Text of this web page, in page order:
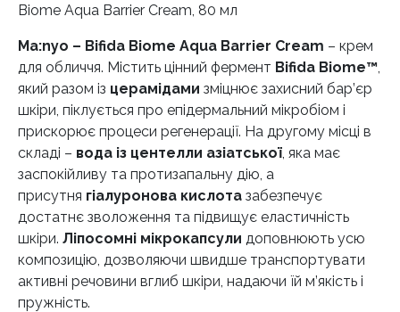
кількість
Biome Aqua Barrier Cream, 80 мл
Ma:nyo – Bifida Biome Aqua Barrier Cream – крем
для обличчя. Містить цінний фермент Bifida Biome™,
який разом із церамідами зміцнює захисний бар’єр
шкіри, піклується про епідермальний мікробіом і
прискорює процеси регенерації. На другому місці в
складі – вода із центелли азіатської, яка має
заспокійливу та протизапальну дію, а
присутня гіалуронова кислота забезпечує
достатнє зволоження та підвищує еластичність
шкіри. Ліпосомні мікрокапсули доповнюють усю
композицію, дозволяючи швидше транспортувати
активні речовини вглиб шкіри, надаючи їй м’якість і
пружність.